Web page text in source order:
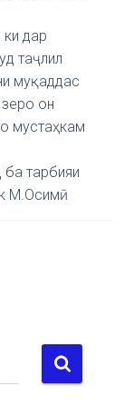
ки дар
таҷлил
муқаддас
он
мустаҳкам
тарбияи
М.Осимӣ